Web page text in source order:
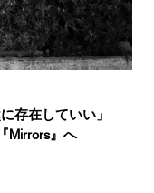
存在していい」
Mirrors』へ